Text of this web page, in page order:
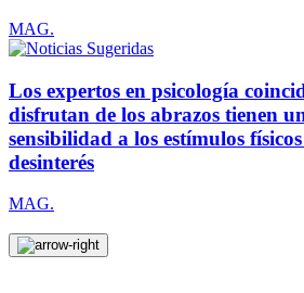
MAG.
Los expertos en psicología
disfrutan de los abrazos tienen
sensibilidad a los estímulos
desinterés
MAG.